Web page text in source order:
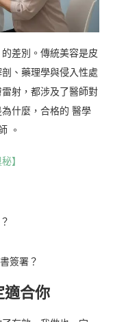
差別。傳統美容是皮
、藥理學與侵入性處
射，都涉及了醫師對
什麼，合格的 醫學
。
】
簽署？
適合你